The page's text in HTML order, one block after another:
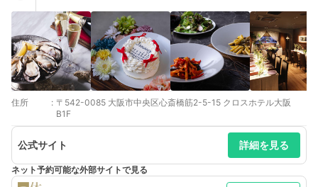
住所 : 〒542-0085 大阪市中央区心斎橋筋2-5-15 クロスホテル大阪
B1F
公式サイト 詳細を見る
ネット予約可能な外部サイトで見る